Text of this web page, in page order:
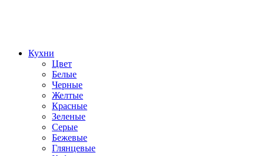
Кухни
Цвет
Белые
Черные
Желтые
Красные
Зеленые
Серые
Бежевые
Глянцевые